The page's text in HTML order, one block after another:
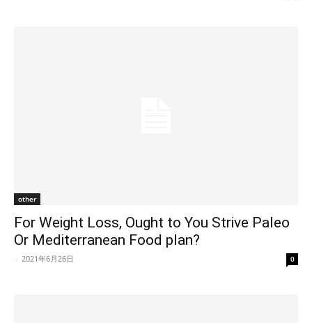
other
For Weight Loss, Ought to You Strive Paleo
Or Mediterranean Food plan?
- 2021年6月26日 0